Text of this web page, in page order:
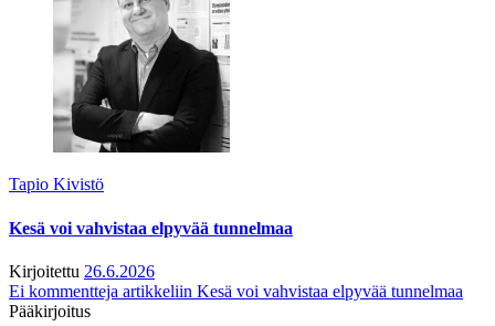
Tapio Kivistö
Kesä voi vahvistaa elpyvää tunnelmaa
Kirjoitettu 26.6.2026
Ei kommentteja artikkeliin Kesä voi vahvistaa elpyvää tunnelmaa
Pääkirjoitus